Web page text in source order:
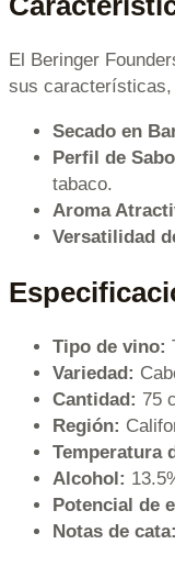
El Beringer
sus características,
Secado en
Perfil de
tabaco.
Aroma
Versatilidad
Tipo de vino:
Variedad:
Cantidad: 75
Región:
Temperatura
Alcohol:
Potencial de
Notas de cata: